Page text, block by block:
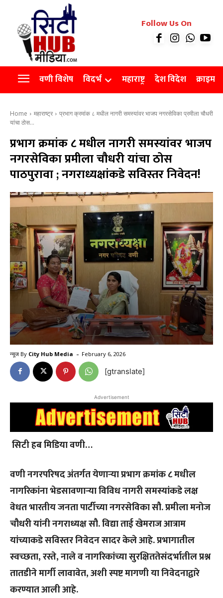
रियल इस्टेट
Videos
Agro
Follow Us On
वणी विशेष विदर्भ महाराष्ट्र देश विदेश क्राइम
Home महाराष्ट्र
प्रभाग क्रमांक ८ मधील नागरी समस्यांवर भाजप नगरसेविका प्रमीला चौधरी
यांचा ठोस...
प्रभाग क्रमांक ८ मधील नागरी समस्यांवर भाजप
नगरसेविका प्रमीला चौधरी यांचा ठोस
पाठपुरावा ; नगराध्यक्षांकडे सविस्तर निवेदन!
न्यूज By City Hub Media - February 6, 2026
[gtranslate]
Advertisement
सिटी हब मिडिया वणी…
वणी नगरपरिषद अंतर्गत येणाऱ्या प्रभाग क्रमांक ८ मधील
नागरिकांना भेडसावणाऱ्या विविध नागरी समस्यांकडे लक्ष
वेधत भारतीय जनता पार्टीच्या नगरसेविका सौ. प्रमीला मनोज
चौधरी यांनी नगराध्यक्ष सौ. विद्या ताई खेमराज आत्राम
यांच्याकडे सविस्तर निवेदन सादर केले आहे. प्रभागातील
स्वच्छता, रस्ते, नाले व नागरिकांच्या सुरक्षिततेसंदर्भातील प्रश्न
तातडीने मार्गी लावावेत, अशी स्पष्ट मागणी या निवेदनाद्वारे
करण्यात आली आहे.